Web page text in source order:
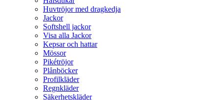
Huvtröjor med dragkedja
Jackor
Softshell jackor
Visa alla Jackor
Kepsar och hattar
Mössor
Pikétröjor
Plånböcker
Profilkläder
Regnkläder
Säkerhetskläder